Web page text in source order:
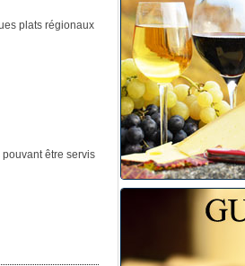
plats régionaux
être servis